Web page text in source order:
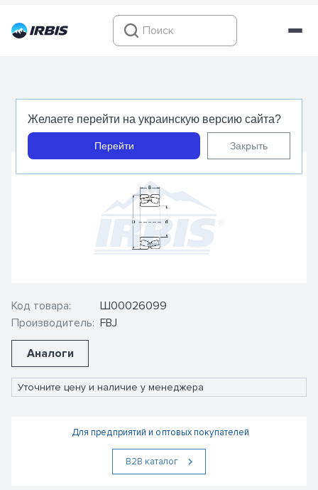
Желаете перейти на украинскую версию сайта?
Перейти Закрыть
53506 (22206 CCW33) - FBJ - Подшипник
роликовый сферический радиальный
Код товара:
Производитель:
Ш00026099
FBJ
Аналоги
Уточните цену и наличие у менеджера
Для предприятий и оптовых покупателей
В2В каталог